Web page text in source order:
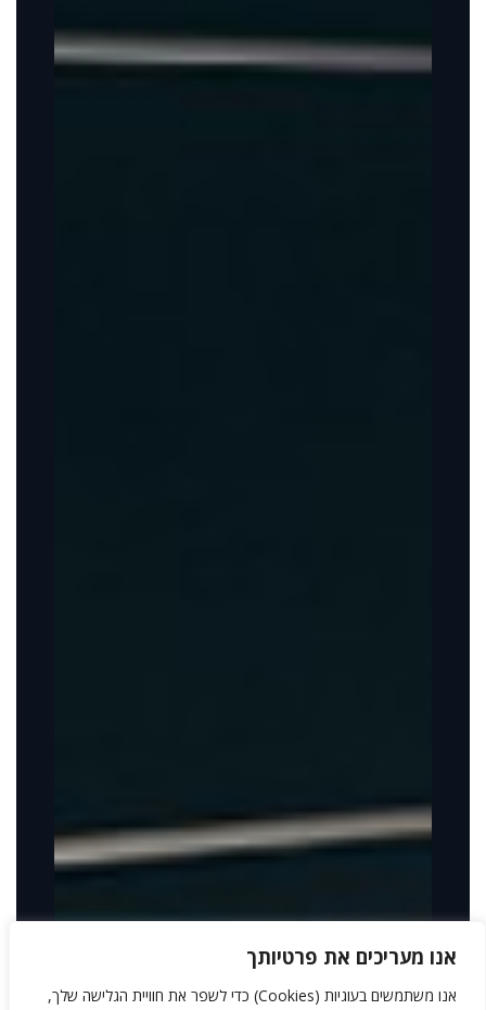
אנו מעריכים את פרטיותך
אנו משתמשים בעוגיות (Cookies) כדי לשפר את חוויית הגלישה שלך,